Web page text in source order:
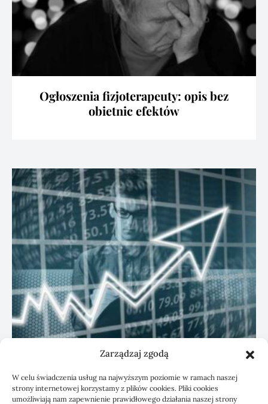
Zarządzaj zgodą
W celu świadczenia usług na najwyższym poziomie w ramach naszej
strony internetowej korzystamy z plików cookies. Pliki cookies
umożliwiają nam zapewnienie prawidłowego działania naszej strony
Ogłoszenia fizjoterapeuty: opis bez
obietnic efektów
KSeF: przygotowanie sp. z o.o. z biurem
rachunkowym